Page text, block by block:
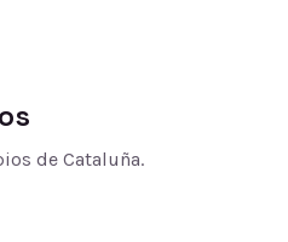
de Cataluña.